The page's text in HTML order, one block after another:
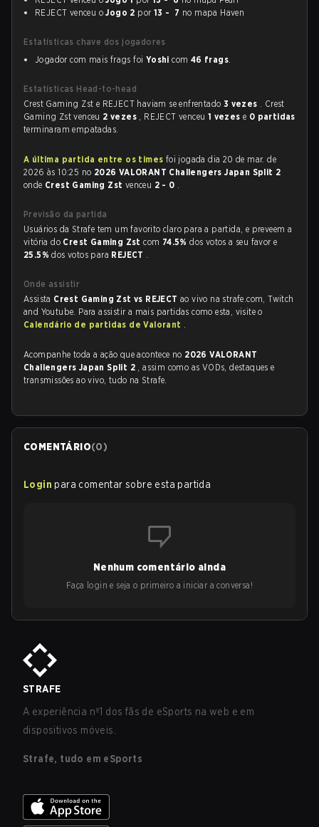
REJECT venceu oJogo 2 por 13 - 7 no mapa Haven
Estatísticas chave dos jogadores
Jogador com mais frags foi Yoshi com 46 frags.
Estatísticas Head-to-head
Crest Gaming Zst e REJECT haviam se enfrentado 3 vezes . Crest
Gaming Zst venceu 2 vezes , REJECT venceu 1 vezese 0 partidas
terminaram empatadas.
A última partida entre os times foi jogada dia 20 de mar. de
2026 às 10:25 no 2026 VALORANT Challengers Japan Split 2
onde Crest Gaming Zst venceu 2 - 0 .
Previsão da partida
Usuários da Strafe tem um favorito claro para a partida, e preveem a
vitória do Crest Gaming Zstcom 74.5%dos votos a seu favor e
25.5%dos votos para REJECT .
Onde assistir
Assista Crest Gaming Zst vs REJECTao vivo na strafe.com, Twitch
and Youtube. Para assistir a mais partidas como esta, visite o
Calendário de partidas de Valorant .
Acompanhe toda a ação que acontece no 2026 VALORANT
Challengers Japan Split 2 , assim como as VODs, destaques e
transmissões ao vivo, tudo na Strafe.
COMENTÁRIO(0)
Login para comentar sobre esta partida
Nenhum comentário ainda
Faça login e seja o primeiro a iniciar a conversa!
STRAFE
A experiência nº1 dos fãs de eSports na web e em
dispositivos móveis.
Strafe, tudo em eSports